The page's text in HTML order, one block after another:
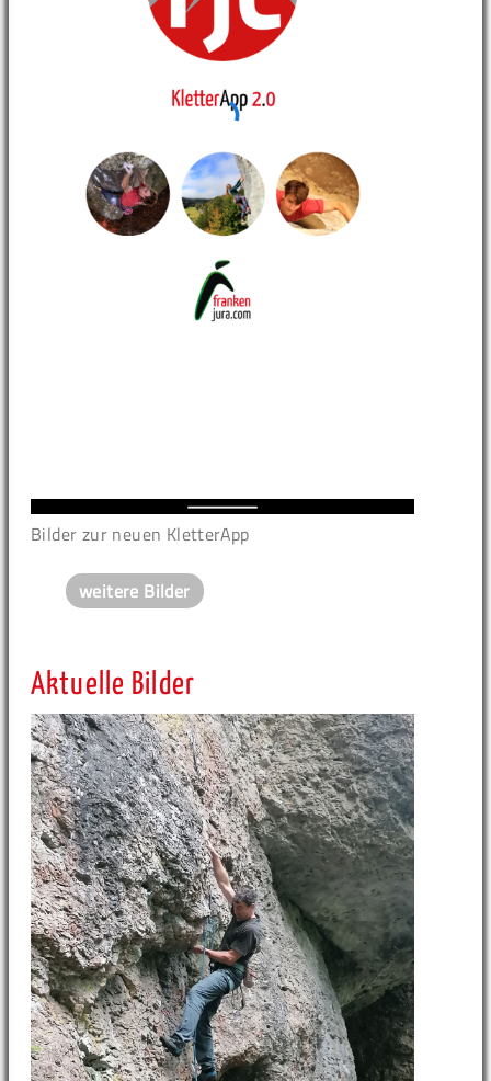
Bilder zur neuen KletterApp
weitere Bilder
Aktuelle Bilder